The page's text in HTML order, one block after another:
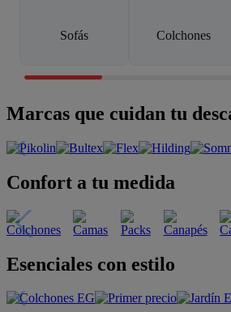
Sofás Colchones
Marcas que cuidan tu
Confort a tu medida
Esenciales con estilo